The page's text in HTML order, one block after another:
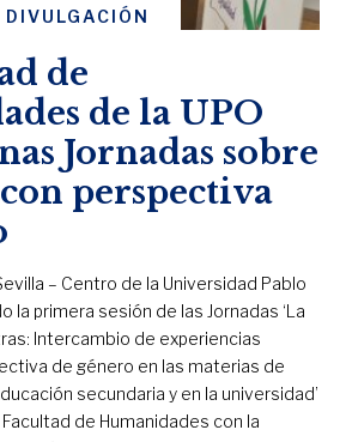
DIVULGACIÓN
de
de la UPO
Jornadas sobre
perspectiva
– Centro de la Universidad Pablo
la primera sesión de las Jornadas ‘La
Intercambio de experiencias
de género en las materias de
secundaria y en la universidad’
de Humanidades con la